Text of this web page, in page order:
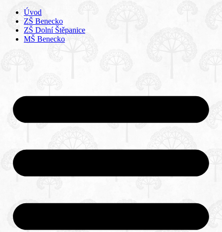
Úvod
ZŠ Benecko
ZŠ Dolní Štěpanice
MŠ Benecko